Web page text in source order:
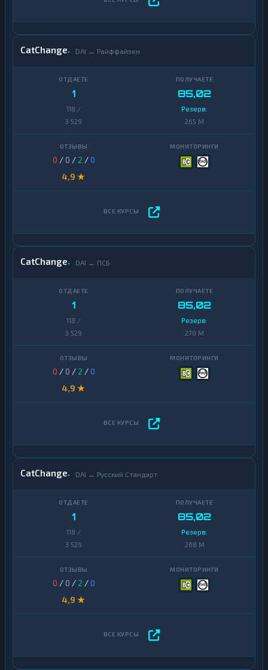
CatChange DAI ↔ Райффайзен
1
118 /
3 529
85,02
Резерв:
265 M
0 / 0 / 2 /0
4,9 ★
CatChange DAI ↔ ПСБ
1
118 /
3 529
85,02
Резерв:
270 M
0 / 0 / 2 /0
4,9 ★
CatChange DAI ↔ Русский Стандарт
1
118 /
3 529
85,02
Резерв:
268 M
0 / 0 / 2 /0
4,9 ★